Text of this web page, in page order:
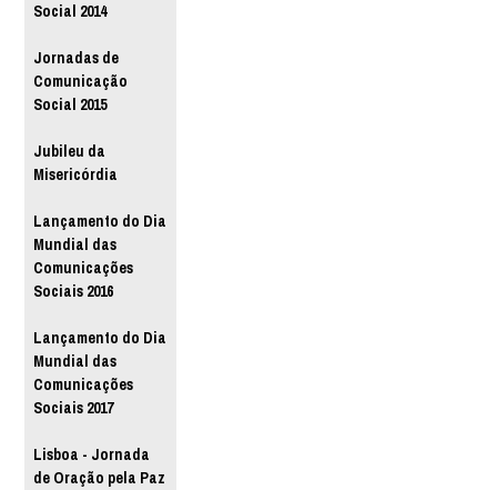
Social 2014
Jornadas de
Comunicação
Social 2015
Jubileu da
Misericórdia
Lançamento do Dia
Mundial das
Comunicações
Sociais 2016
Lançamento do Dia
Mundial das
Comunicações
Sociais 2017
Lisboa - Jornada
de Oração pela Paz